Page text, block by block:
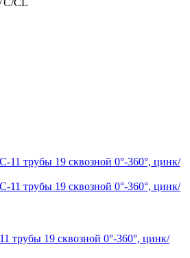
CL
трубы 19 сквозной 0°-360°, цинк/